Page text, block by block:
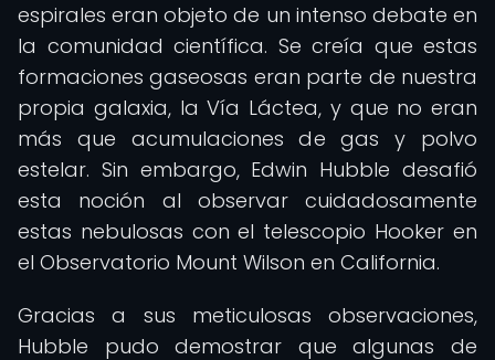
espirales eran objeto de un intenso debate en
la comunidad científica. Se creía que estas
formaciones gaseosas eran parte de nuestra
propia galaxia, la Vía Láctea, y que no eran
más que acumulaciones de gas y polvo
estelar. Sin embargo, Edwin Hubble desafió
esta noción al observar cuidadosamente
estas nebulosas con el telescopio Hooker en
el Observatorio Mount Wilson en California.
Gracias a sus meticulosas observaciones,
Hubble pudo demostrar que algunas de